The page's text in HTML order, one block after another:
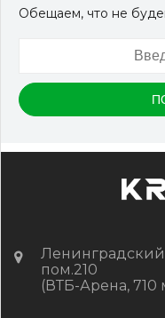
Обещаем, что не
Ленинградский
пом.210
(ВТБ-Арена, 710